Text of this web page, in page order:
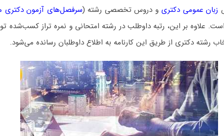
زبان عمومی دکتری و دروس تخصصی رشته (سرفصل‌های آزمون دکتری
علاوه بر این، رتبه داوطلب در رشته امتحانی و نمره تراز کسب‌شده
رشته دکتری از طریق این کارنامه به اطلاع داوطلبان رسانده می‌شود.